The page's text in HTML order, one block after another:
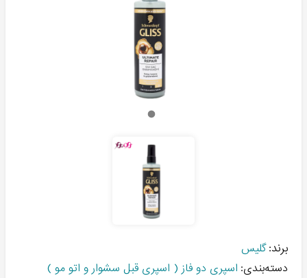
برند: گلیس
دسته‌بندی: اسپری دو فاز ( اسپری قبل سشوار و اتو مو )